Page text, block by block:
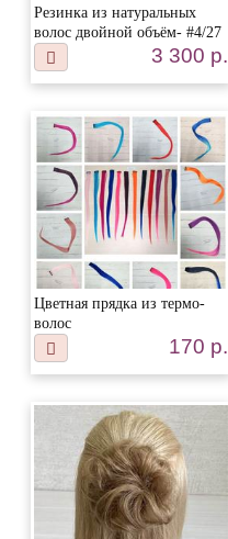
Резинка из натуральных
волос двойной объём- #4/27
3 300 р.
Цветная прядка из термо-
волос
170 р.